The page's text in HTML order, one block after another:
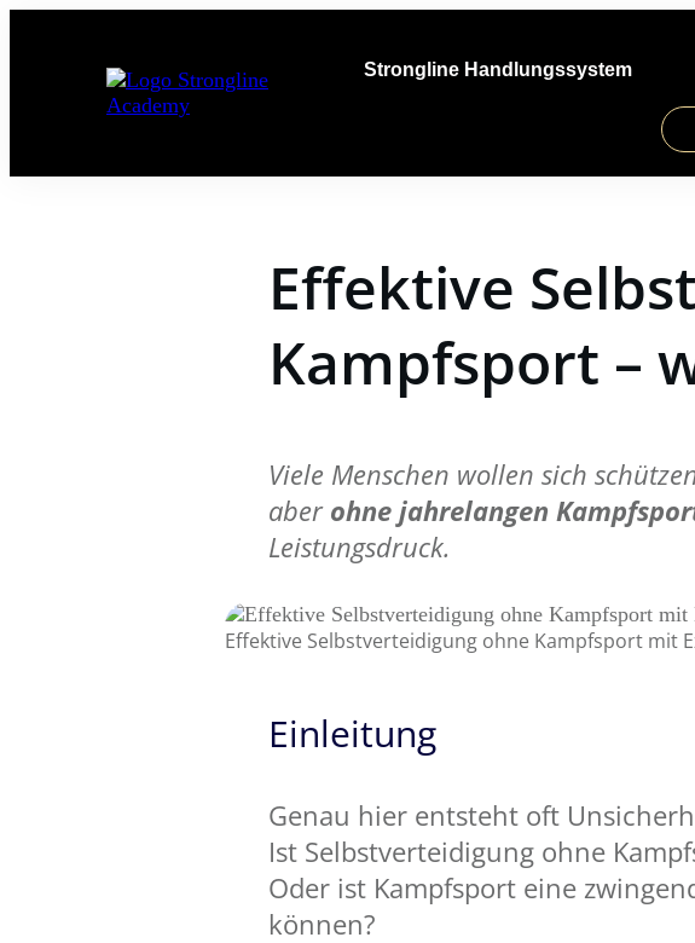
Strongline Handlungssystem
Effektive
Kampfsport –
Viele Menschen wollen sich
aber ohne jahrelangen
Leistungsdruck.
Effektive Selbstverteidigung ohne Kampfsport mit
Einleitung
Genau hier entsteht oft
Ist Selbstverteidigung ohne
Oder ist Kampfsport eine
können?